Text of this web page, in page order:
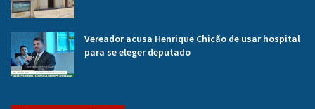
Vereador acusa Henrique Chicão de usar hospital
para se eleger deputado